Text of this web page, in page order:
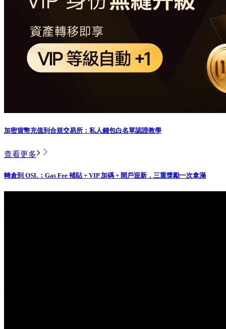
加密貨幣充值到合規交易所：私人錢包白名單認證教學
查看更多
轉倉到 OSL：Gas Fee 補貼 + VIP 加碼 + 開戶迎新，三重獎勵一次拿滿